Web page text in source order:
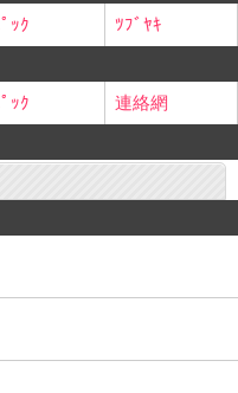
ｯｸ
ﾂﾌﾞﾔｷ
ｯｸ
連絡網